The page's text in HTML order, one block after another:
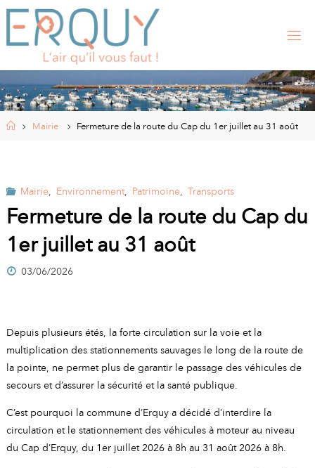
Skip
content
RQ
UY
, SI
EL
DE
RIE
HomeMairie Fermeture de la route du Cap du 1er juillet au 31 août
Mairie, Environnement, Patrimoine, Transports
Fermeture de la route du Cap du
1er juillet au 31 août
03/06/2026
Depuis plusieurs étés, la forte circulation sur la voie et la
multiplication des stationnements sauvages le long de la route de
la pointe, ne permet plus de garantir le passage des véhicules de
secours et d’assurer la sécurité et la santé publique.
C’est pourquoi la commune d’Erquy a décidé d’interdire la
circulation et le stationnement des véhicules à moteur au niveau
du Cap d’Erquy, du 1er juillet 2026 à 8h au 31 août 2026 à 8h.